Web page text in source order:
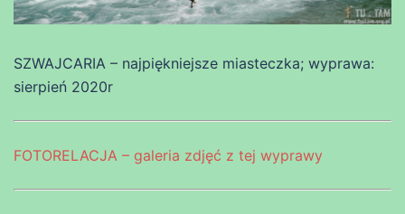
SZWAJCARIA – najpiękniejsze miasteczka; wyprawa:
sierpień 2020r
FOTORELACJA – galeria zdjęć z tej wyprawy